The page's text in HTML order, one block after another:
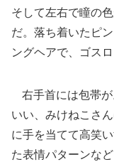
そして左右で瞳の
だ。落ち着いたピ
ングヘアで、ゴス
右手首には包帯が
いい、みけねこさ
に手を当てて高笑
た表情パターンなど